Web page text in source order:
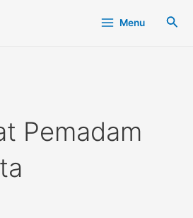
Menu Cari
Pemadam